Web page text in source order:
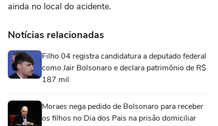
ainda no local do acidente.
Notícias relacionadas
Filho 04 registra candidatura a deputado federal
como Jair Bolsonaro e declara patrimônio de R$
187 mil
Moraes nega pedido de Bolsonaro para receber
os filhos no Dia dos Pais na prisão domiciliar